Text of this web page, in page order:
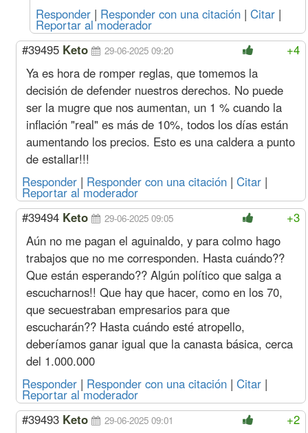
(más Suma No Remunerativa
Febrero
s/Ene)
Oficial
Especializado
Hora 5470 2927
Oficial 4679 518 3194
Medio Oficial
4324 469 3273
Ayudante
3980 458 3397
Sereno
Mes 723032 82457 485721
s/Dic)
Oficial
Especializado
5373
Oficial
Medio Oficial
461 3215
Ayudante
3337
Sereno
Mes 710248 80999 477132
Acuerdo Noviembre 2025
(más Suma No Remunerativa
Diciembre
(1,3%
s/nov)
Oficial
Especializado
Hora 5268 579 2819
Oficial 4506 498 3076
Medio Oficial
4164 452
Ayudante
3833
696321 79411 467777
Noviembre
(1,4%
Oficial
Especializado
Hora 5200 572 2783
Oficial 492 3036
Medio Oficial
3112
Ayudante
3784 435 3229
Sereno
Mes 687385 461774
Responder | Responder con una citación | Citar |
Reportar al moderador
+4
#39495 Keto 29-06-2025 09:20
Ya es hora de romper reglas, que tomemos la
decisión de defender nuestros derechos. No puede
ser la mugre que nos aumentan, un 1 % cuando la
inflación "real" es más de 10%, todos los días están
aumentando los precios. Esto es una caldera a punto
de estallar!!!
Responder | Responder con una citación | Citar |
Reportar al moderador
+3
#39494 Keto 29-06-2025 09:05
Aún no me pagan el aguinaldo, y para colmo hago
trabajos que no me corresponden. Hasta cuándo??
Que están esperando?? Algún político que salga a
escucharnos!! Que hay que hacer, como en los 70,
que secuestraban empresarios para que
escucharán?? Hasta cuándo esté atropello,
deberíamos ganar igual que la canasta básica, cerca
del 1.000.000
Responder | Responder con una citación | Citar |
Reportar al moderador
+2
#39493 Keto 29-06-2025 09:01